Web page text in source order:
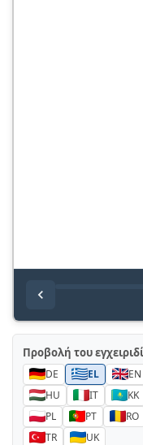
Προβολή του
DE
EL EN
HU
IT KK
PL
PT RO
TR
UK